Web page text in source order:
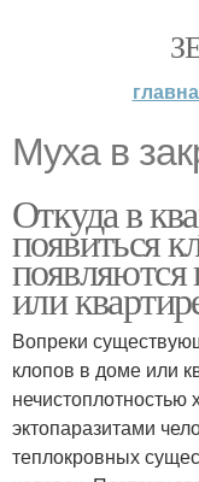
Муха в
Откуда в
появиться
или
Вопреки
клопов в доме или
эктопаразитами
теплокровных